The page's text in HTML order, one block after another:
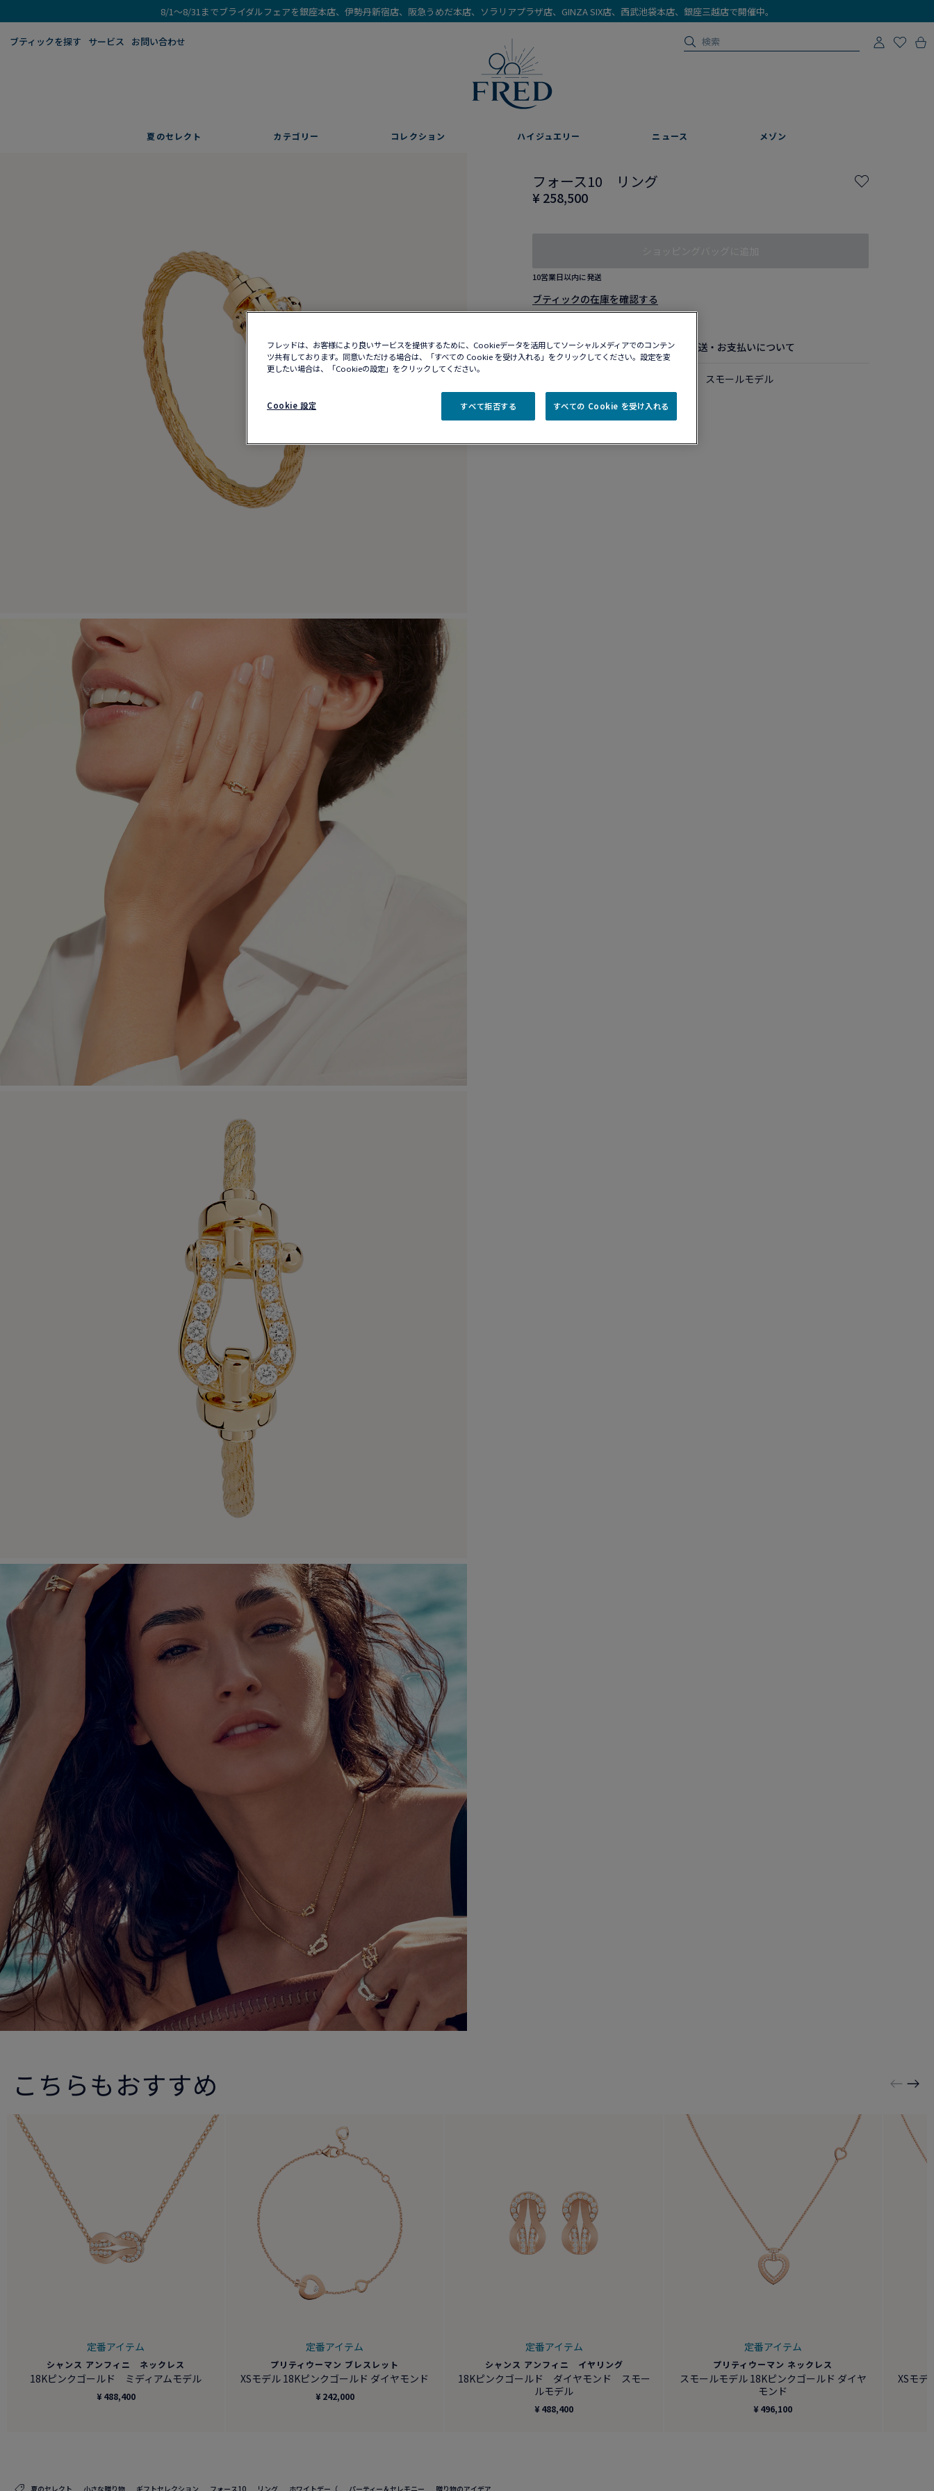
8/1～8/31までブライダルフェアを銀座本店、伊勢丹新宿店、阪急うめだ本店、ソラリアプラザ店、GINZA SIX店、西武池袋本店、銀座三越店で開催中。
ブティックを探す​ サービス お問い合わせ
夏のセレクト カテゴリー コレクション ハイジュエリー ニュース メゾン
フォース10 リング
¥ 258,500
10営業日以内に発送
ブティックの在庫を確認する​
商品説明 詳細​ お手入れ方法 配送・お支払いについて
18Kイエローゴールド ダイヤモンド スモールモデル
こちらもおすすめ
定番アイテム
シャンス アンフィニ ネックレス
18Kピンクゴールド ミディアムモデル
¥ 488,400
定番アイテム
プリティウーマン ブレスレット
XSモデル 18Kピンクゴールド ダイヤモンド
¥ 242,000
定番アイテム
シャンス アンフィニ イヤリング
18Kピンクゴールド ダイヤモンド スモー
ルモデル
¥ 488,400
定番アイテム
プリティウーマン ネックレス
スモールモデル 18Kピンクゴールド ダイヤ
モンド
¥ 496,100
XSモデ
夏のセレクト 小さな贈り物 ギフトセレクション フォース10 リング ホワイトデー（ パーティー＆セレモニー 贈り物のアイデア
フレッドは、お客様により良いサービスを提供するために、Cookieデータを活用してソーシャルメディアでのコンテン
ツ共有しております。同意いただける場合は、「すべての Cookie を受け入れる」をクリックしてください。設定を変
更したい場合は、「Cookieの設定」をクリックしてください。
Cookie 設定 すべて拒否する すべての Cookie を受け入れる